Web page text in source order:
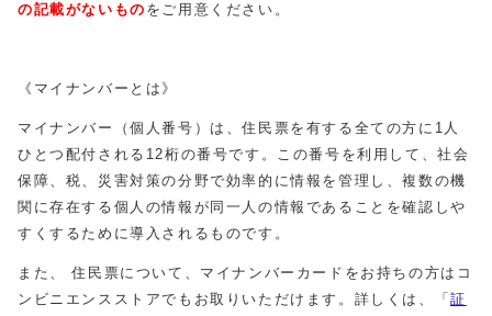
の記載がないもの をご用意ください。
《マイナンバーとは》
マイナンバー（個人番号）は、住民票を有する全ての方に1人
ひとつ配付される12桁の番号です。この番号を利用して、社会
保障、税、災害対策の分野で効率的に情報を管理し、複数の機
関に存在する個人の情報が同一人の情報であることを確認しや
すくするために導入されるものです。
また、 住民票について、マイナンバーカードをお持ちの方はコ
ンビニエンスストアでもお取りいただけます。詳しくは、「証